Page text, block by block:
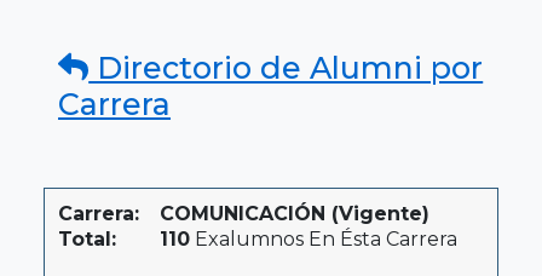
Directorio de Alumni por
Carrera
Carrera:
COMUNICACIÓN (Vigente)
Total:
110 Exalumnos En Ésta Carrera